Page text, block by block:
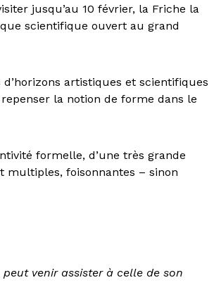
jusqu’au 10 février, la Friche la
scientifique ouvert au grand
artistiques et scientifiques
la notion de forme dans le
formelle, d’une très grande
multiples, foisonnantes – sinon
venir assister à celle de son